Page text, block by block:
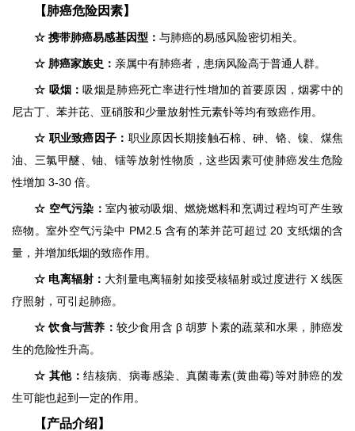
【肺癌危险因素】
☆ 携带肺癌易感基因型： 与肺癌的易感风险密切相关。
☆ 肺癌家族史： 亲属中有肺癌者，患病风险高于普通人群。
☆ 吸烟：吸烟是肺癌死亡率进行性增加的首要原因，烟雾中的
尼古丁、苯并芘、亚硝胺和少量放射性元素钋等均有致癌作用。
☆ 职业致癌因子： 职业原因长期接触石棉、砷、铬、镍、煤焦
油、三氯甲醚、铀、镭等放射性物质，这些因素可使肺癌发生危险
性增加 3-30 倍。
☆ 空气污染：室内被动吸烟、燃烧燃料和烹调过程均可产生致
癌物。室外空气污染中 PM2.5 含有的苯并芘可超过 20 支纸烟的含
量，并增加纸烟的致癌作用。
☆ 电离辐射： 大剂量电离辐射如接受核辐射或过度进行 X 线医
疗照射，可引起肺癌。
☆饮食与营养： 较少食用含 β 胡萝卜素的蔬菜和水果，肺癌发
生的危险性升高。
☆ 其他：结核病、病毒感染、真菌毒素(黄曲霉)等对肺癌的发
生可能也起到一定的作用。
【产品介绍】